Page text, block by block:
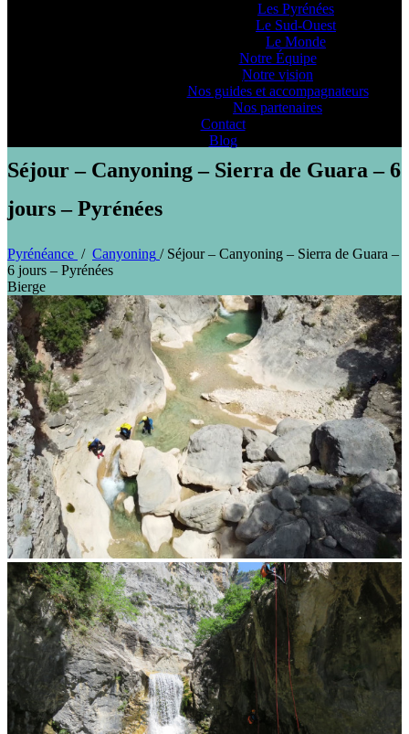
Les Pyrénées
Le Sud-Ouest
Le Monde
Notre Équipe
Notre vision
Nos guides et accompagnateurs
Nos partenaires
Contact
Blog
PYRENEANCE | Séjour - Canyoning - Sierra de Guara - 6 jours -
Séjour – Canyoning – Sierra de Guara – 6
jours – Pyrénées
Pyrénéance / Canyoning / Séjour – Canyoning – Sierra de Guara –
6 jours – Pyrénées
Bierge